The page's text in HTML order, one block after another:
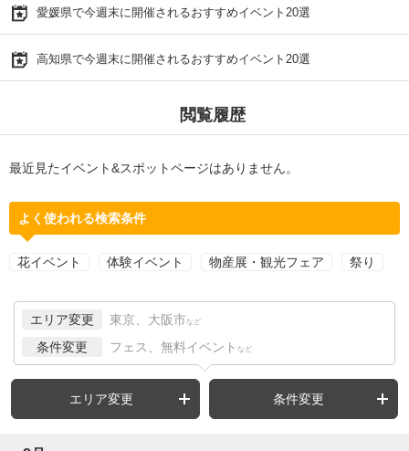
愛媛県で今週末に開催されるおすすめイベント20選
高知県で今週末に開催されるおすすめイベント20選
閲覧履歴
最近見たイベント&スポットページはありません。
よく使われる検索条件
花イベント 体験イベント 物産展・観光フェア 祭り
エリア変更 東京、大阪市 など
条件変更 フェス、無料イベント など
エリア変更 条件変更